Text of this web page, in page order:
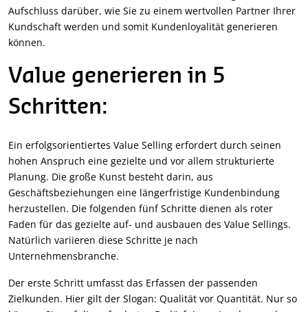
Aufschluss darüber, wie Sie zu einem wertvollen Partner Ihrer
Kundschaft werden und somit Kundenloyalität generieren
können.
Value generieren in 5
Schritten:
Ein erfolgsorientiertes Value Selling erfordert durch seinen
hohen Anspruch eine gezielte und vor allem strukturierte
Planung. Die große Kunst besteht darin, aus
Geschäftsbeziehungen eine längerfristige Kundenbindung
herzustellen. Die folgenden fünf Schritte dienen als roter
Faden für das gezielte auf- und ausbauen des Value Sellings.
Natürlich variieren diese Schritte je nach
Unternehmensbranche.
Der erste Schritt umfasst das Erfassen der passenden
Zielkunden. Hier gilt der Slogan: Qualität vor Quantität. Nur so